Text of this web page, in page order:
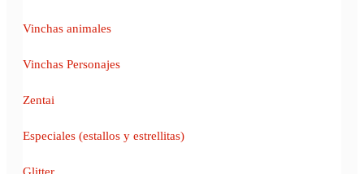
Vinchas animales
Vinchas Personajes
Zentai
Especiales (estallos y estrellitas)